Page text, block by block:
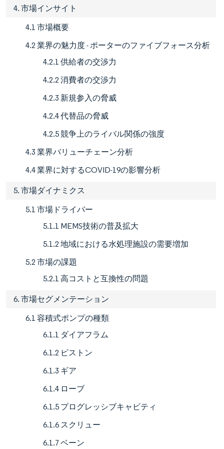
4. 市場インサイト
4.1 市場概要
4.2 業界の魅力度 - ポーターのファイブフォース分析
4.2.1 供給者の交渉力
4.2.2 消費者の交渉力
4.2.3 新規参入の脅威
4.2.4 代替品の脅威
4.2.5 競争上のライバル関係の強度
4.3 業界バリューチェーン分析
4.4 業界に対するCOVID-19の影響分析
5. 市場ダイナミクス
5.1 市場ドライバー
5.1.1 MEMS技術の普及拡大
5.1.2 地域における水処理施設の需要増加
5.2 市場の課題
5.2.1 高コストと互換性の問題
6. 市場セグメンテーション
6.1 容積式ポンプの種類
6.1.1 ダイアフラム
6.1.2 ピストン
6.1.3 ギア
6.1.4 ローブ
6.1.5 プログレッシブキャビティ
6.1.6 スクリュー
6.1.7 ベーン